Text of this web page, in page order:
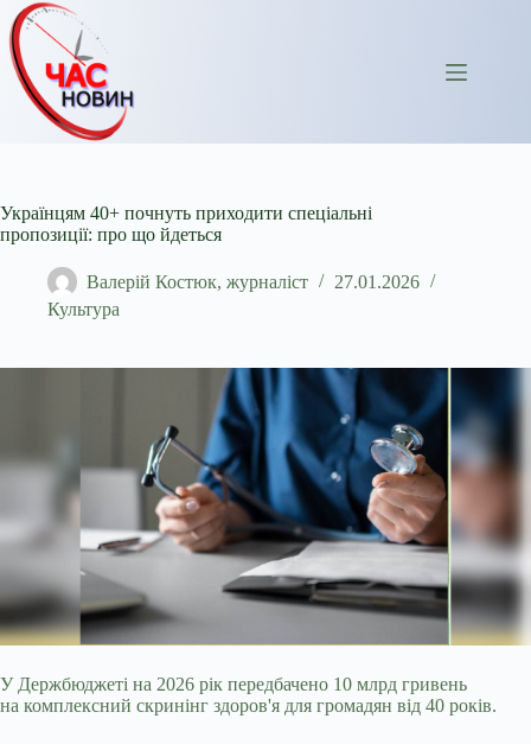
Перейти
до
вмісту
Українцям 40+ почнуть приходити спеціальні
пропозиції: про що йдеться
Валерій Костюк, журналіст
27.01.2026
Культура
У Держбюджеті на 2026 рік передбачено 10 млрд гривень
на комплексний скринінг здоров'я для громадян від 40 років.